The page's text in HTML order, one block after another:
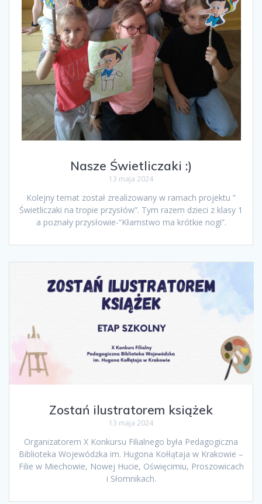
Nasze Świetliczaki :)
13 maja 2024
Kolejny temat został zrealizowany w ramach projektu ”
Świetliczaki na tropie przysłów”. Tym razem dzieci z klasy 1
a poznały przysłowie-“Kłamstwo ma krótkie nogi”.
Zostań ilustratorem książek
13 maja 2024
Organizatorem X Konkursu Filialnego była Pedagogiczna
Biblioteka Wojewódzka im. Hugona Kołłątaja w Krakowie –
Filie w Miechowie, Nowej Hucie, Oświęcimiu, Proszowicach
i Słomnikach.